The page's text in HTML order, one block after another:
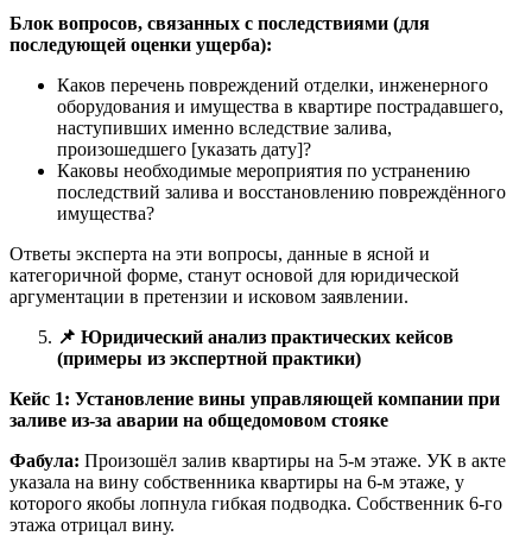
Блок вопросов, связанных с последствиями (для
последующей оценки ущерба):
Каков перечень повреждений отделки, инженерного
оборудования и имущества в квартире пострадавшего,
наступивших именно вследствие залива,
произошедшего [указать дату]?
Каковы необходимые мероприятия по устранению
последствий залива и восстановлению повреждённого
имущества?
Ответы эксперта на эти вопросы, данные в ясной и
категоричной форме, станут основой для юридической
аргументации в претензии и исковом заявлении.
📌 Юридический анализ практических кейсов
(примеры из экспертной практики)
Кейс 1: Установление вины управляющей компании при
заливе из-за аварии на общедомовом стояке
Фабула: Произошёл залив квартиры на 5-м этаже. УК в акте
указала на вину собственника квартиры на 6-м этаже, у
которого якобы лопнула гибкая подводка. Собственник 6-го
этажа отрицал вину.